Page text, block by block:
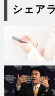
シェア